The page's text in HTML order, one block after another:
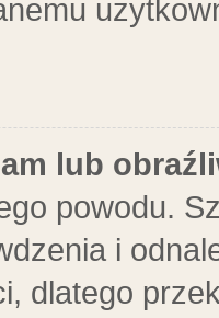
lub
powodu.
i
dlatego